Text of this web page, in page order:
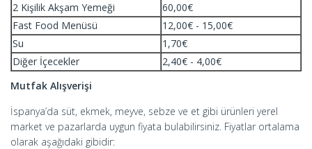
2 Kişilik Akşam Yemeği
60,00€
Fast Food Menüsü
12,00€ - 15,00€
Su
1,70€
Diğer İçecekler
2,40€ - 4,00€
Mutfak Alışverişi
İspanya’da süt, ekmek, meyve, sebze ve et gibi ürünleri yerel
market ve pazarlarda uygun fiyata bulabilirsiniz. Fiyatlar ortalama
olarak aşağıdaki gibidir: